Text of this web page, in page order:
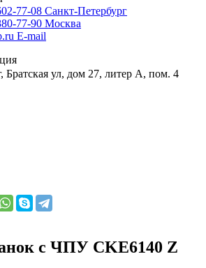
77-08 Санкт-Петербург
77-90 Москва
E-mail
Братская ул, дом 27, литер А, пом. 4
с ЧПУ CKE6140 Z